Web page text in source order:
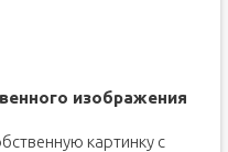
изображения
картинку с